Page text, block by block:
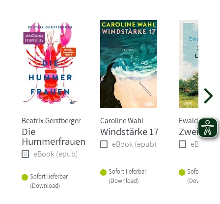
Beatrix Gerstberger
Die
Hummerfrauen
eBook (epub)
Sofort lieferbar
(Download)
Caroline Wahl
Windstärke 17
eBook (epub)
Sofort lieferbar
(Download)
Ewald Arenz
Zwei
eBook
Sofort
(Download)